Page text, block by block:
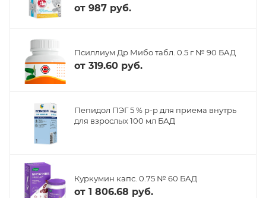
от 987 руб.
Псиллиум Др Мибо табл. 0.5 г № 90 БАД
от 319.60 руб.
Пепидол ПЭГ 5 % р-р для приема внутрь
для взрослых 100 мл БАД
Куркумин капс. 0.75 № 60 БАД
от 1 806.68 руб.